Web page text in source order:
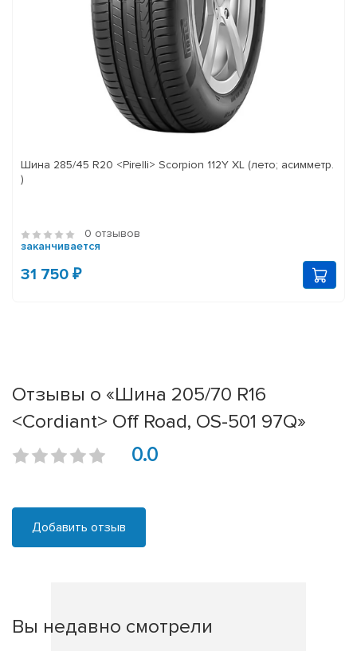
Шина 285/45 R20 <Pirelli> Scorpion 112Y XL (лето; асимметр.
)
0 отзывов
заканчивается
31 750 ₽
Отзывы о «Шина 205/70 R16
<Cordiant> Off Road, OS-501 97Q»
0.0
Добавить отзыв
Вы недавно смотрели